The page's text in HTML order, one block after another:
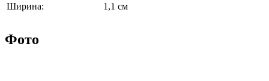
Ширина:
1,1 см
Фото